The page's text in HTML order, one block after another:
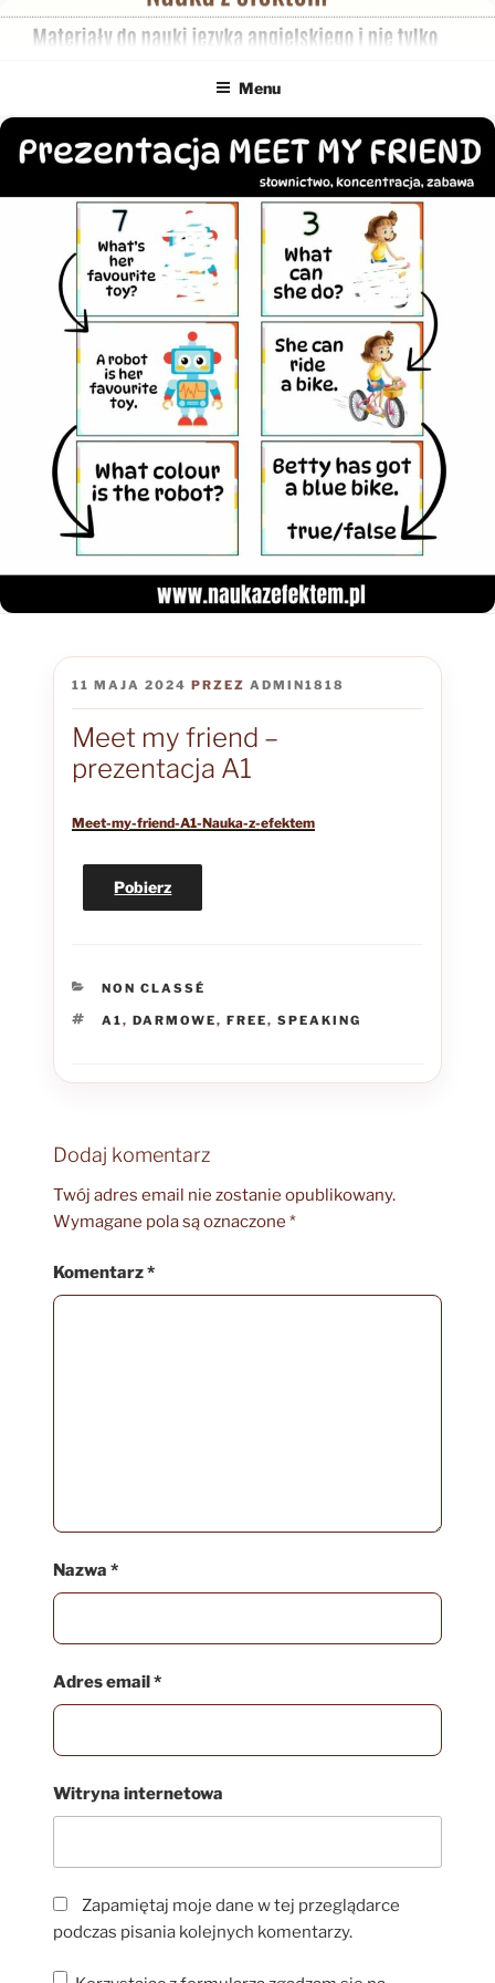
Przejdź
Menu
OPUBLIKOWANE
11 MAJA 2024 PRZEZ ADMIN1818
Meet my friend –
prezentacja A1
Meet-my-friend-A1-Nauka-z-efektem
Pobierz
KATEGORIE
NON CLASSÉ
TAGI
A1,DARMOWE,FREE,SPEAKING
Dodaj komentarz
Twój adres email nie zostanie opublikowany.
Wymagane pola są oznaczone *
Komentarz*
Nazwa *
Adres email*
Witryna internetowa
Zapamiętaj moje dane w tej przeglądarce
podczas pisania kolejnych komentarzy.